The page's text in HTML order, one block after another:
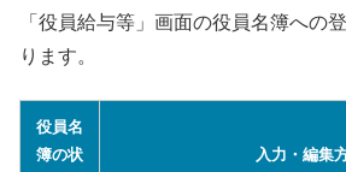
「役員給与等」画面の役員名簿への
ります。
役員名
簿の状
入力・編集